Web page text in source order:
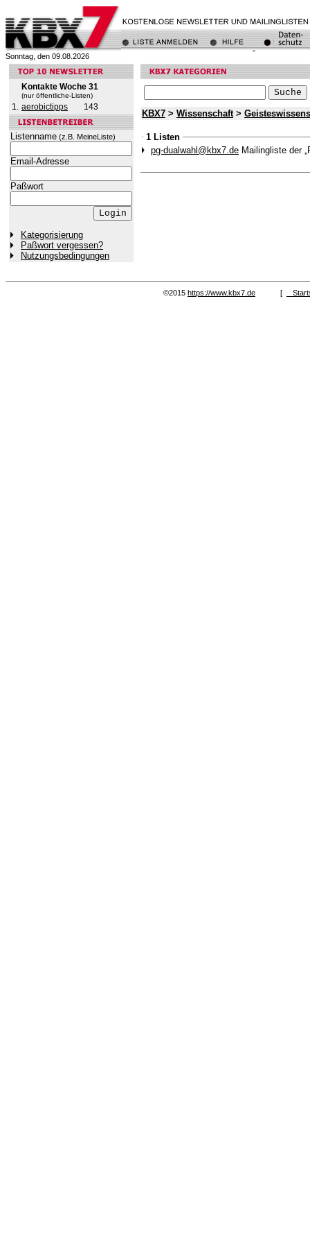
Sonntag, den 09.08.2026
Kontakte Woche 31
(nur öffentliche-Listen)
1. aerobictipps 143
Listenname (z.B. MeineListe)
Email-Adresse
Paßwort
Kategorisierung
Paßwort vergessen?
Nutzungsbedingungen
KBX7 > Wissenschaft>
1 Listen
pg-dualwahl@kbx7.de Mailingliste der
©2015 https://www.kbx7.de [